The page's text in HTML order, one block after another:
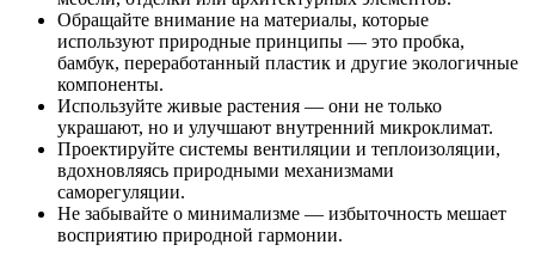
Обращайте внимание на материалы, которые
используют природные принципы — это пробка,
бамбук, переработанный пластик и другие экологичные
компоненты.
Используйте живые растения — они не только
украшают, но и улучшают внутренний микроклимат.
Проектируйте системы вентиляции и теплоизоляции,
вдохновляясь природными механизмами
саморегуляции.
Не забывайте о минимализме — избыточность мешает
восприятию природной гармонии.